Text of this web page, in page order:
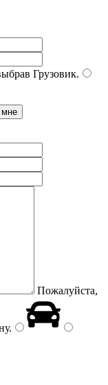
Грузовик.
Пожалуйста,
.